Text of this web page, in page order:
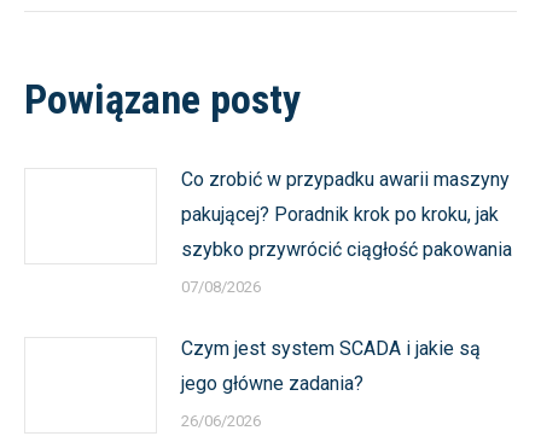
Powiązane posty
Co zrobić w przypadku awarii maszyny
pakującej? Poradnik krok po kroku, jak
szybko przywrócić ciągłość pakowania
07/08/2026
Czym jest system SCADA i jakie są
jego główne zadania?
26/06/2026